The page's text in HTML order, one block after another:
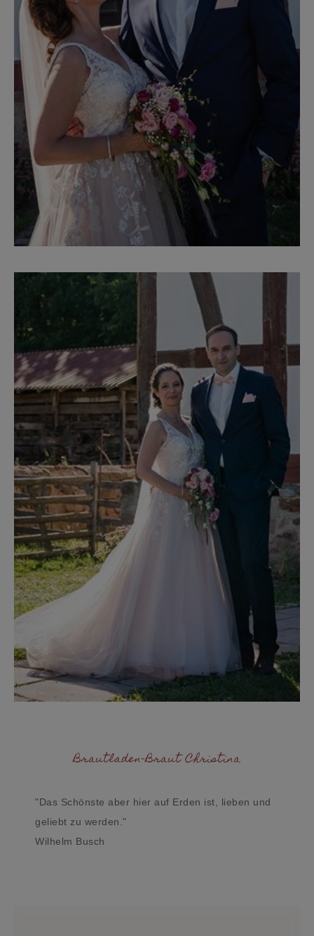
Brautladen-Braut Christina
"Das Schönste aber hier auf Erden ist, lieben und
geliebt zu werden."
Wilhelm Busch